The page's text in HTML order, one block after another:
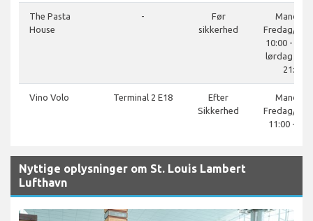
The Pasta
House
-
Før
sikkerhed
Mandag-
Fredag/
10:00 -
lørdag
21:00
Vino Volo Terminal 2 E18
Efter
Sikkerhed
Mandag-
Fredag/
11:00 -
Nyttige oplysninger om St. Louis Lambert
Lufthavn